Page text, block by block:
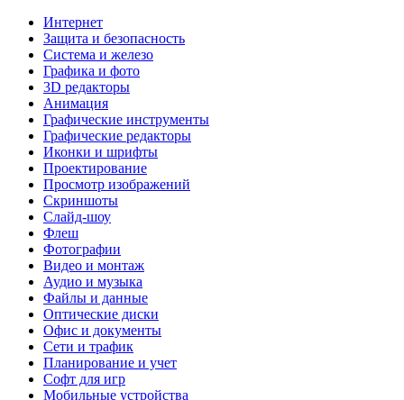
Интернет
Защита и безопасность
Система и железо
Графика и фото
3D редакторы
Анимация
Графические инструменты
Графические редакторы
Иконки и шрифты
Проектирование
Просмотр изображений
Скриншоты
Слайд-шоу
Флеш
Фотографии
Видео и монтаж
Аудио и музыка
Файлы и данные
Оптические диски
Офис и документы
Сети и трафик
Планирование и учет
Софт для игр
Мобильные устройства